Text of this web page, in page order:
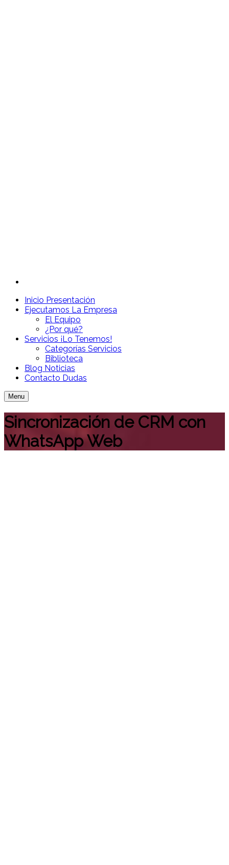
Inicio Presentación
Ejecutamos La Empresa
El Equipo
¿Por qué?
Servicios ¡Lo Tenemos!
Categorías Servicios
Biblioteca
Blog Noticias
Contacto Dudas
Menu
Sincronización de CRM con
WhatsApp Web